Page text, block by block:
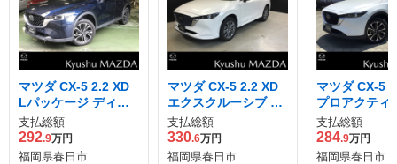
マツダ CX-5 2.2 XD
Lパッケージ ディー
ゼルターボ
支払総額
292.9万円
福岡県春日市
マツダ CX-5 2.2 XD
エクスクルーシブ モ
ード ディーゼルター
ボ
支払総額
330.6万円
福岡県春日市
マツダ CX-5
プロアクティ
支払総額
284.9万円
福岡県春日市